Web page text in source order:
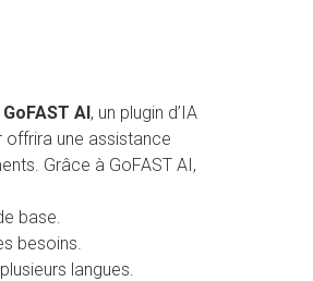
GoFAST AI, un plugin d’IA
offrira une assistance
Grâce à GoFAST AI,
base.
besoins.
langues.